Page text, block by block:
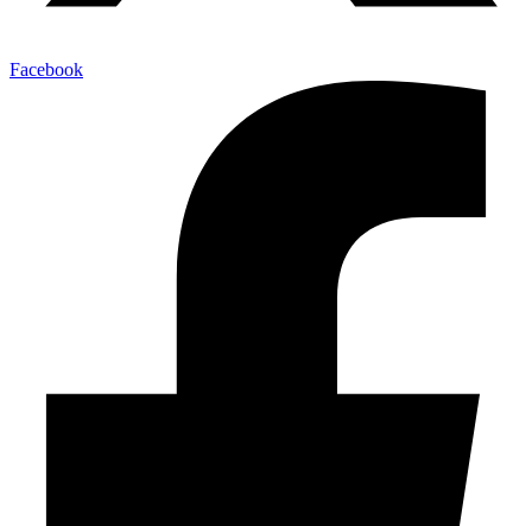
Facebook